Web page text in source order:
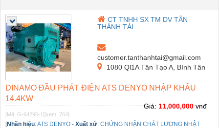
CT TNHH SX TM DV TÂN
THÀNH TÀI
customer.tanthanhtai@gmail.com
1080 Ql1A Tân Tạo A, Bình Tân
DINAMO ĐẦU PHÁT ĐIỆN ATS DENYO NHẬP KHẨU
14.4KW
[Mã: G-64296-1][xem: 764]
[Nhãn hiệu:ATS DENYO - Xuất xứ: CHỨNG NHẬN CHÁT LƯỢNG NHẬT
Giá:11,000,000vnđ